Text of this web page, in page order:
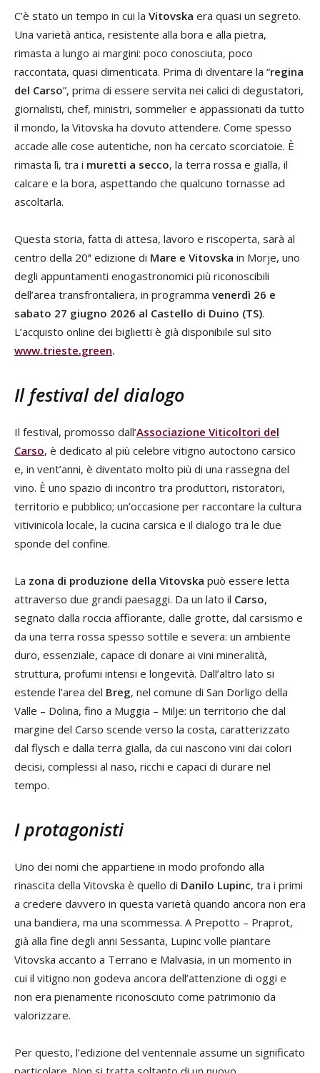
C’è stato un tempo in cui la Vitovska era quasi un segreto.
Una varietà antica, resistente alla bora e alla pietra,
rimasta a lungo ai margini: poco conosciuta, poco
raccontata, quasi dimenticata. Prima di diventare la “regina
del Carso”, prima di essere servita nei calici di degustatori,
giornalisti, chef, ministri, sommelier e appassionati da tutto
il mondo, la Vitovska ha dovuto attendere. Come spesso
accade alle cose autentiche, non ha cercato scorciatoie. È
rimasta lì, tra i muretti a secco, la terra rossa e gialla, il
calcare e la bora, aspettando che qualcuno tornasse ad
ascoltarla.
Questa storia, fatta di attesa, lavoro e riscoperta, sarà al
centro della 20ª edizione di Mare e Vitovska in Morje, uno
degli appuntamenti enogastronomici più riconoscibili
dell’area transfrontaliera, in programma venerdì 26 e
sabato 27 giugno 2026 al Castello di Duino (TS).
L’acquisto online dei biglietti è già disponibile sul sito
www.trieste.green.
Il festival del dialogo
Il festival, promosso dall’Associazione Viticoltori del
Carso, è dedicato al più celebre vitigno autoctono carsico
e, in vent’anni, è diventato molto più di una rassegna del
vino. È uno spazio di incontro tra produttori, ristoratori,
territorio e pubblico; un’occasione per raccontare la cultura
vitivinicola locale, la cucina carsica e il dialogo tra le due
sponde del confine.
La zona di produzione della Vitovska può essere letta
attraverso due grandi paesaggi. Da un lato il Carso,
segnato dalla roccia affiorante, dalle grotte, dal carsismo e
da una terra rossa spesso sottile e severa: un ambiente
duro, essenziale, capace di donare ai vini mineralità,
struttura, profumi intensi e longevità. Dall’altro lato si
estende l’area del Breg, nel comune di San Dorligo della
Valle – Dolina, fino a Muggia – Milje: un territorio che dal
margine del Carso scende verso la costa, caratterizzato
dal flysch e dalla terra gialla, da cui nascono vini dai colori
decisi, complessi al naso, ricchi e capaci di durare nel
tempo.
I protagonisti
Uno dei nomi che appartiene in modo profondo alla
rinascita della Vitovska è quello di Danilo Lupinc, tra i primi
a credere davvero in questa varietà quando ancora non era
una bandiera, ma una scommessa. A Prepotto – Praprot,
già alla fine degli anni Sessanta, Lupinc volle piantare
Vitovska accanto a Terrano e Malvasia, in un momento in
cui il vitigno non godeva ancora dell’attenzione di oggi e
non era pienamente riconosciuto come patrimonio da
valorizzare.
Per questo, l’edizione del ventennale assume un significato